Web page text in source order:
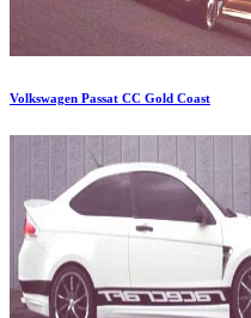
Volkswagen Passat CC Gold Coast